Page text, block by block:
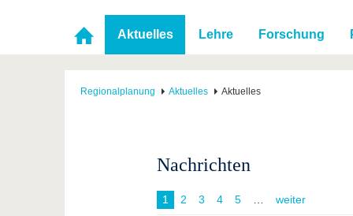
Karriere & Engagement
Partnerschaften &
Strukturwandel
Förderung
Wissenschaftlicher
Nachwuchs
Im
Aktuelles Lehre Forschung
Regionalplanung Aktuelles Aktuelles
Nachrichten
1 2 3 4 5 weiter